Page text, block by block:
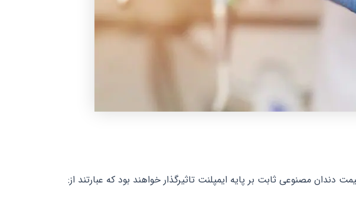
مصنوعی ثابت بر پایه ایمپلنت تاثیرگذار خواهند بود که عبارتند از: